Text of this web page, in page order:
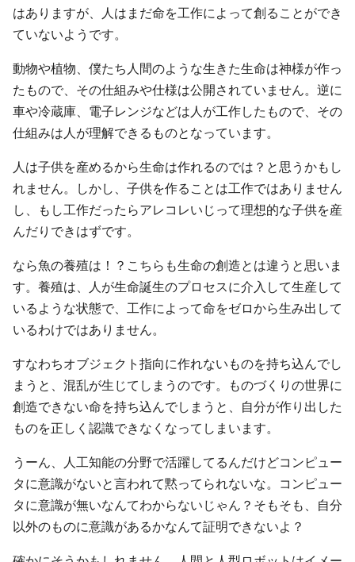
はありますが、人はまだ命を工作によって創ることができ
ていないようです。
動物や植物、僕たち人間のような生きた生命は神様が作っ
たもので、その仕組みや仕様は公開されていません。逆に
車や冷蔵庫、電子レンジなどは人が工作したもので、その
仕組みは人が理解できるものとなっています。
人は子供を産めるから生命は作れるのでは？と思うかもし
れません。しかし、子供を作ることは工作ではありません
し、もし工作だったらアレコレいじって理想的な子供を産
んだりできはずです。
なら魚の養殖は！？こちらも生命の創造とは違うと思いま
す。養殖は、人が生命誕生のプロセスに介入して生産して
いるような状態で、工作によって命をゼロから生み出して
いるわけではありません。
すなわちオブジェクト指向に作れないものを持ち込んでし
まうと、混乱が生じてしまうのです。ものづくりの世界に
創造できない命を持ち込んでしまうと、自分が作り出した
ものを正しく認識できなくなってしまいます。
うーん、人工知能の分野で活躍してるんだけどコンピュー
タに意識がないと言われて黙ってられないな。コンピュー
タに意識が無いなんてわからないじゃん？そもそも、自分
以外のものに意識があるかなんて証明できないよ？